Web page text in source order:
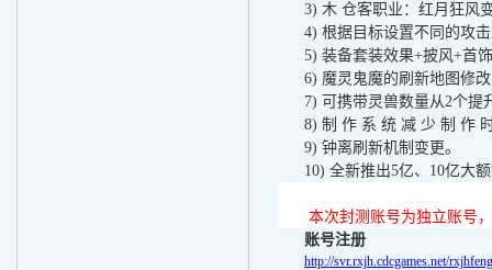
3) 木 仓客职业：红月狂风
4) 根据目标设置不同的攻
5) 装备套装效果+披风+首饰
6) 魔灵鬼魔的刷新地图修
7) 可携带灵兽数量从2个提
8) 制 作 系 统 减 少 制 作
9) 钟离刷新机制变更。
10) 全新推出5亿、 10亿大
本次封测账号为独立账号
账号注册
http://svr.rxjh.cdcgames.net/